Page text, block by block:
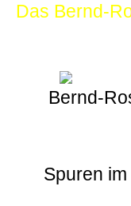
Das Bernd-
Bernd-
Spuren